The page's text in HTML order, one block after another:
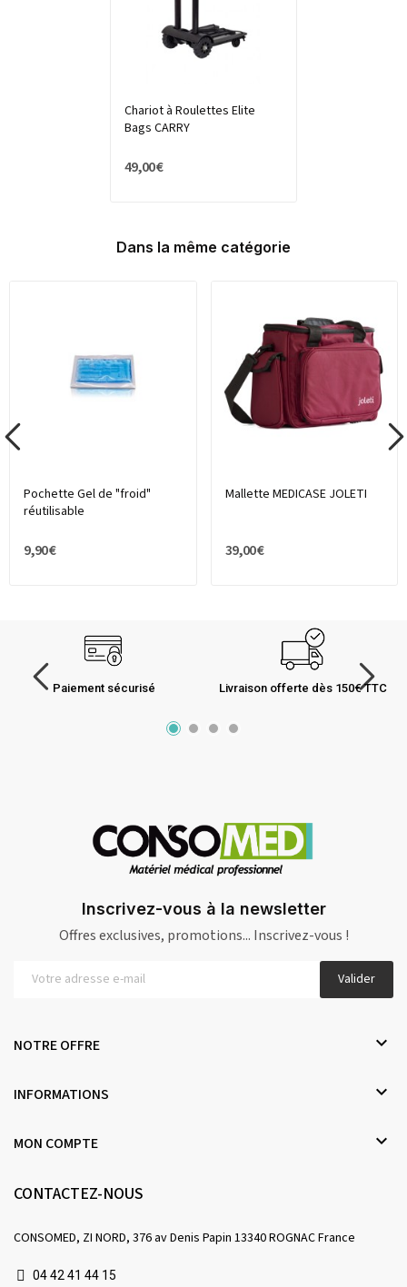
Chariot à Roulettes Elite
Bags CARRY
49,00 €
Dans la même catégorie
Pochette Gel de "froid"
réutilisable
9,90 €
Mallette MEDICASE JOLETI
39,00 €
Paiement sécurisé Livraison offerte dès 150€ TTC
Inscrivez-vous à la newsletter
Offres exclusives, promotions... Inscrivez-vous !
Valider
NOTRE OFFRE 
INFORMATIONS 
MON COMPTE 
CONTACTEZ-NOUS
CONSOMED, ZI NORD, 376 av Denis Papin 13340 ROGNAC France
04 42 41 44 15